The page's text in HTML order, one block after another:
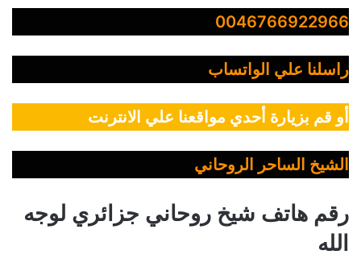
0046766922966
راسلنا علي الواتساب
أو قم بزيارة أحدي مواقعنا علي الانترنت
الشيخ الساحر الروحاني
رقم هاتف شيخ روحاني جزائري لوجه
الله